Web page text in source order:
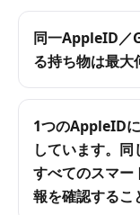
同一AppleID／
る持ち物は最大
1つのAppleID
しています。同
すべてのスマー
報を確認するこ